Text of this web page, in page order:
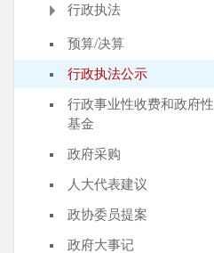
行政执法
预算/决算
行政执法公示
行政事业性收费和政府性
基金
政府采购
人大代表建议
政协委员提案
政府大事记